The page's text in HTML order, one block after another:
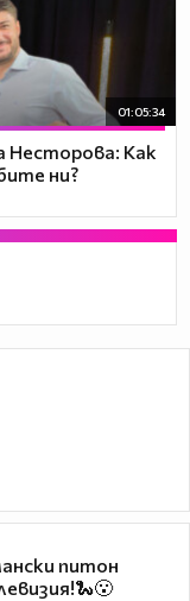
01:05:34
Как
ни?
питон